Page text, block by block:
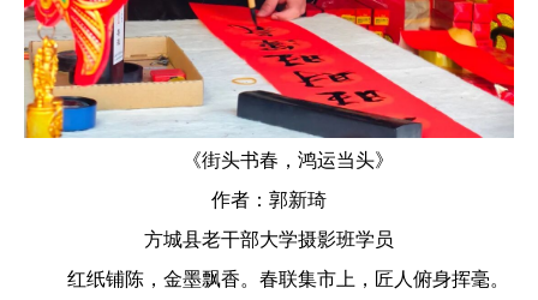
《街头书春，鸿运当头》
作者：郭新琦
方城县老干部大学摄影班学员
红纸铺陈，金墨飘香。春联集市上，匠人俯身挥毫。